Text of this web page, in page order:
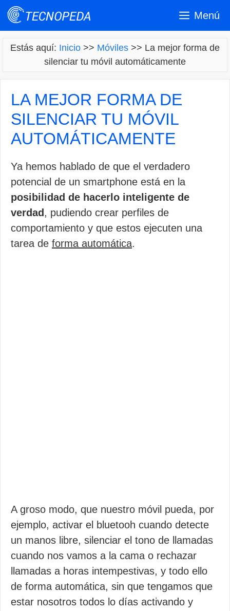
Saltar
Menú
Estás aquí: Inicio >> Móviles >> La mejor forma de
silenciar tu móvil automáticamente
LA MEJOR FORMA DE
SILENCIAR TU MÓVIL
AUTOMÁTICAMENTE
Ya hemos hablado de que el verdadero
potencial de un smartphone está en la
posibilidad de hacerlo inteligente de
verdad , pudiendo crear perfiles de
comportamiento y que estos ejecuten una
tarea de forma automática.
A groso modo, que nuestro móvil pueda, por
ejemplo, activar el bluetooh cuando detecte
un manos libre, silenciar el tono de llamadas
cuando nos vamos a la cama o rechazar
llamadas a horas intempestivas, y todo ello
de forma automática, sin que tengamos que
estar nosotros todos lo días activando y